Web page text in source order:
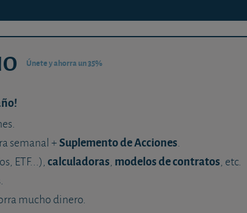
Únete y ahorra un 35%
semanal +Suplemento de Acciones.
ETF...), calculadoras, modelos de contratos, etc.
mucho dinero.